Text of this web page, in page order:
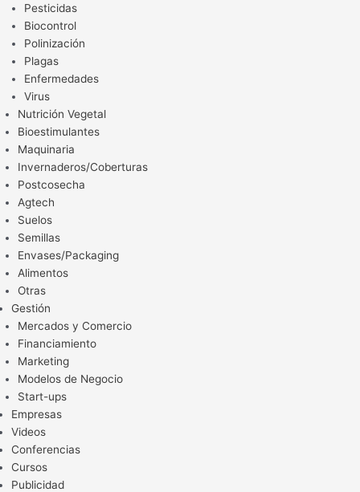
Pesticidas
Biocontrol
Polinización
Plagas
Enfermedades
Virus
Nutrición Vegetal
Bioestimulantes
Maquinaria
Invernaderos/Coberturas
Postcosecha
Agtech
Suelos
Semillas
Envases/Packaging
Alimentos
Otras
Gestión
Mercados y Comercio
Financiamiento
Marketing
Modelos de Negocio
Start-ups
Empresas
Videos
Conferencias
Cursos
Publicidad